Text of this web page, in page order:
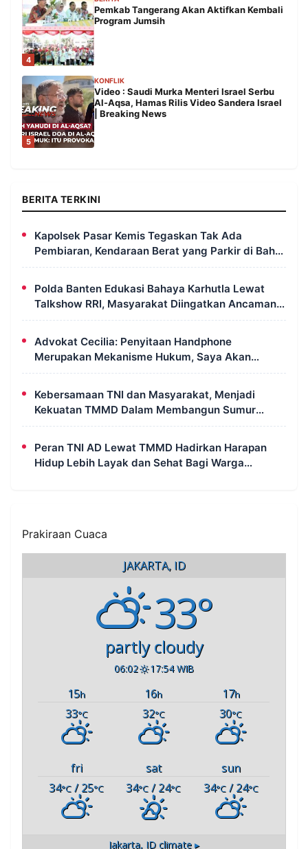
4
Pemkab Tangerang Akan Aktifkan Kembali
Program Jumsih
5
KONFLIK
Video : Saudi Murka Menteri Israel Serbu
Al-Aqsa, Hamas Rilis Video Sandera Israel
| Breaking News
BERITA TERKINI
Kapolsek Pasar Kemis Tegaskan Tak Ada
Pembiaran, Kendaraan Berat yang Parkir di Bahu
Jalan Langsung Ditertibkan
Polda Banten Edukasi Bahaya Karhutla Lewat
Talkshow RRI, Masyarakat Diingatkan Ancaman
Pidana Pembakaran Lahan
Advokat Cecilia: Penyitaan Handphone
Merupakan Mekanisme Hukum, Saya Akan
Kooperatif Apabila Diminta Penyidik dan Tidak
Kebersamaan TNI dan Masyarakat, Menjadi
Kekuatan TMMD Dalam Membangun Sumur
Galian di Wanam
Peran TNI AD Lewat TMMD Hadirkan Harapan
Hidup Lebih Layak dan Sehat Bagi Warga
Prakiraan Cuaca
JAKARTA, ID
33°
partly cloudy
06:02 17:54 WIB
15h 16h 17h
33°C 32°C 30°C
fri sat
sun
34°C / 25°C 34°C / 24°C 34°C/ 24°C
Jakarta, ID climate ▸